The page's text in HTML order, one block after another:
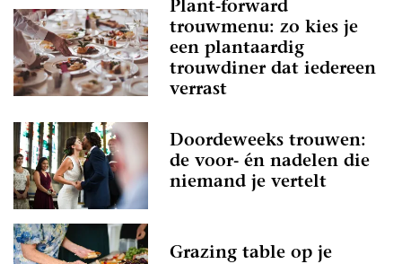
Plant-forward
trouwmenu: zo kies je
een plantaardig
trouwdiner dat iedereen
verrast
Doordeweeks trouwen:
de voor- én nadelen die
niemand je vertelt
Grazing table op je